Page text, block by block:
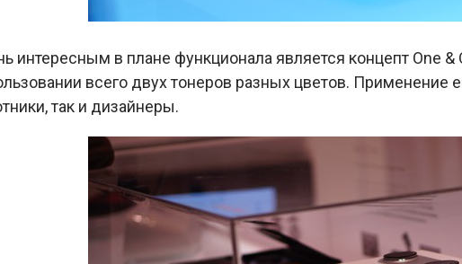
интересным в плане функционала является концепт One &
всего двух тонеров разных цветов. Применение
так и дизайнеры.